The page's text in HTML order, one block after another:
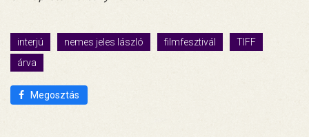
interjú nemes jeles lászló filmfesztivál
TIFF
árva
Megosztás